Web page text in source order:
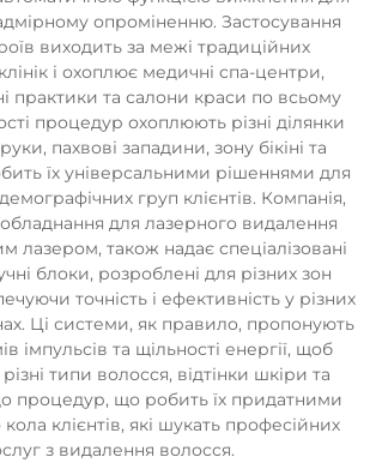
опроміненню. Застосування
виходить за межі традиційних
і охоплює медичні спа-центри,
практики та салони краси по всьому
процедур охоплюють різні ділянки
пахвові западини, зону бікіні та
їх універсальними рішеннями для
груп клієнтів. Компанія,
для лазерного видалення
лазером, також надає спеціалізовані
блоки, розроблені для різних зон
точність і ефективність у різних
Ці системи, як правило, пропонують
імпульсів та щільності енергії, щоб
типи волосся, відтінки шкіри та
процедур, що робить їх придатними
клієнтів, які шукать професійних
з видалення волосся.